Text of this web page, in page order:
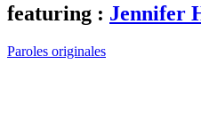
featuring : Jennifer
Paroles originales